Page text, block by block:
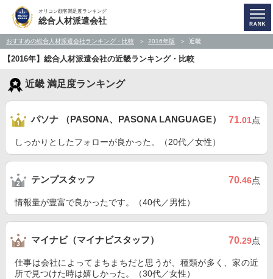
オリコン顧客満足度ランキング
総合人材派遣会社
おすすめの総合人材派遣会社ランキング・比較 2016年版 近畿
【2016年】総合人材派遣会社の近畿ランキング・比較
近畿 満足度ランキング
パソナ （PASONA、PASONA LANGUAGE） 71.01点
しっかりとしたフォローが良かった。（20代／女性）
テンプスタッフ 70.46点
情報量が豊富で良かったです。（40代／男性）
マイナビ（マイナビスタッフ） 70.29点
仕事は会社によってまちまちだと思うが、種類が多く、家の近
所で見つけた時は嬉しかった。（30代／女性）